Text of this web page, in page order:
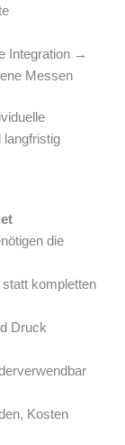
Integration →
Messen
langfristig
die
kompletten
Druck
Kosten